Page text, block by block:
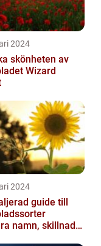
2024
skönheten av
Wizard
2024
guide till
namn, skillnader